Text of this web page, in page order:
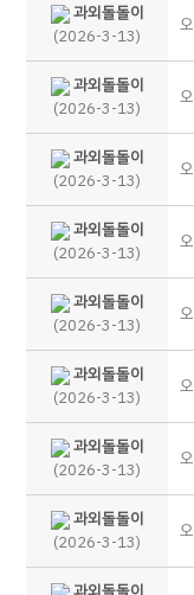
과외돌돌이
(2026-3-13)
과외돌돌이
(2026-3-13)
과외돌돌이
(2026-3-13)
과외돌돌이
(2026-3-13)
과외돌돌이
(2026-3-13)
과외돌돌이
(2026-3-13)
과외돌돌이
(2026-3-13)
과외돌돌이
(2026-3-13)